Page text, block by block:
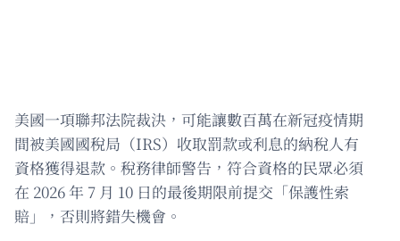
美國一項聯邦法院裁決，可能讓數百萬在新冠疫情期
間被美國國稅局（IRS）收取罰款或利息的納稅人有
資格獲得退款。稅務律師警告，符合資格的民眾必須
在 2026 年 7 月 10 日的最後期限前提交「保護性索
賠」，否則將錯失機會。